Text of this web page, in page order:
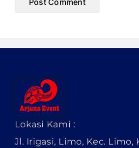
Lokasi Kami :
Jl. Irigasi, Limo, Kec. Limo,